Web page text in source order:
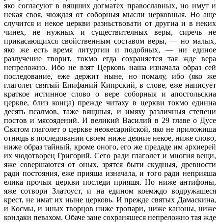
яко согласуют в вящших догматех православных, но имут и
некая своя, чюждая от соборныя мысли церковныя. Но аще
случится и некое церкви разньствовати от другиа и в неких
чинех, не нужных и существителных веры, сиречь не
прикасающихся свойственным составом веры, — но малых,
яко же есть время литургии и подобных, — ни единое
разлучение творит, токмо егда сохраняется тая жде вера
непреложно. Ибо не взят Церковь наша изначала образ сей
последование, еже держит ныне, но помалу, ибо (яко же
глаголет святый Епифаний Кипрский, в слове, еже написует
краткое истинное слово о вере соборныя и апостольскиа
церкве, близ конца) прежде читаху в церкви токмо единна
десять псалмов, таже вящшыя, и имяху различныя степени
постов и мясоядений. И великий Василий в 29 главе о Дусе
Святом глаголет о церкве неокесарийской, яко не приложиша
отнюдь в последовании своем ниже деяние некое, ниже слово,
ниже образ тайный, кроме оного, его же предаде им архиерей
их чюдотворец Григорий. Сего ради глаголет и многия вещи,
яже совершаются от оных, зрятся быти скудныя, древности
ради постояния, еже прияша изначала, и того ради неприяша
елика прочыя церкви последи прияшя. Но ниже антифоны,
яже сотвори Златоуст, и на едином коемждо водружашеся
крест, не имат их ныне церковь. И прежде святых Дамаскина,
и Космы, и иных творцов ниже тропари, ниже каноны, ниже
кондаки певахом. Обаче зане сохраняшеся непреложно тая жде